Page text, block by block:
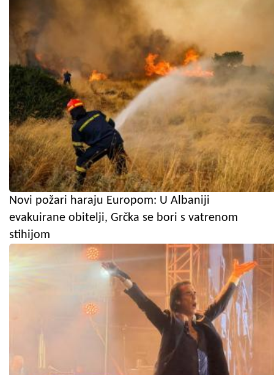
Novi požari haraju Europom: U Albaniji
evakuirane obitelji, Grčka se bori s vatrenom
stihijom